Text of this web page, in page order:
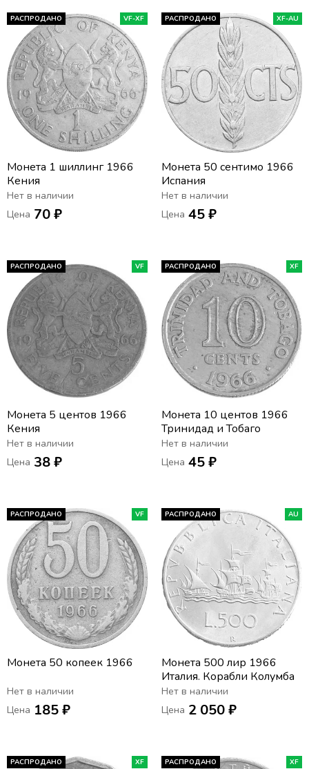
РАСПРОДАНО VF-XF
Монета 1 шиллинг 1966
Кения
Нет в наличии
Цена 70 ₽
РАСПРОДАНО XF-AU
Монета 50 сентимо 1966
Испания
Нет в наличии
Цена 45 ₽
РАСПРОДАНО VF
Монета 5 центов 1966
Кения
Нет в наличии
Цена 38 ₽
РАСПРОДАНО XF
Монета 10 центов 1966
Тринидад и Тобаго
Нет в наличии
Цена 45 ₽
РАСПРОДАНО VF
Монета 50 копеек 1966
Нет в наличии
Цена 185 ₽
РАСПРОДАНО AU
Монета 500 лир 1966
Италия. Корабли Колумба
Нет в наличии
Цена 2 050 ₽
РАСПРОДАНО XF РАСПРОДАНО XF